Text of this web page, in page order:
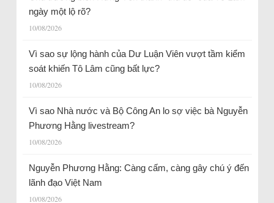
ngày một lộ rõ?
10/08/2026
Vì sao sự lộng hành của Dư Luận Viên vượt tầm kiểm
soát khiến Tô Lâm cũng bất lực?
10/08/2026
Vì sao Nhà nước và Bộ Công An lo sợ việc bà Nguyễn
Phương Hằng livestream?
10/08/2026
Nguyễn Phương Hằng: Càng cấm, càng gây chú ý đến
lãnh đạo Việt Nam
10/08/2026